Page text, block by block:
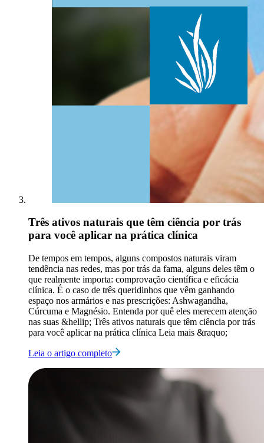
Três ativos naturais que têm ciência por trás
para você aplicar na prática clínica
De tempos em tempos, alguns compostos naturais viram
tendência nas redes, mas por trás da fama, alguns deles têm o
que realmente importa: comprovação científica e eficácia
clínica. É o caso de três queridinhos que vêm ganhando
espaço nos armários e nas prescrições: Ashwagandha,
Cúrcuma e Magnésio. Entenda por quê eles merecem atenção
nas suas &hellip; Três ativos naturais que têm ciência por trás
para você aplicar na prática clínica Leia mais &raquo;
Leia o artigo completo